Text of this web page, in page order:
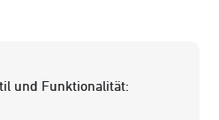
und Funktionalität: